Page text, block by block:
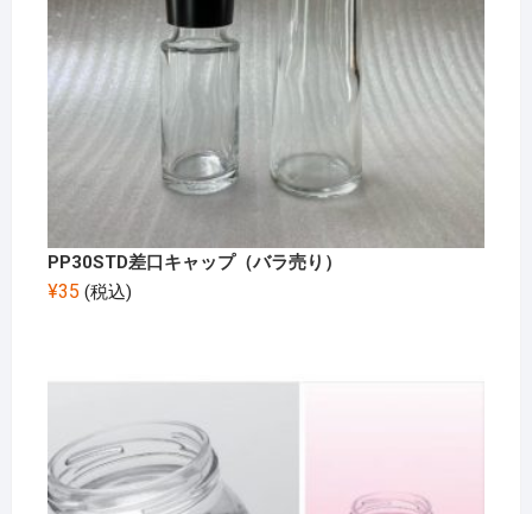
PP30STD差口キャップ（バラ売り）
¥35 (税込)